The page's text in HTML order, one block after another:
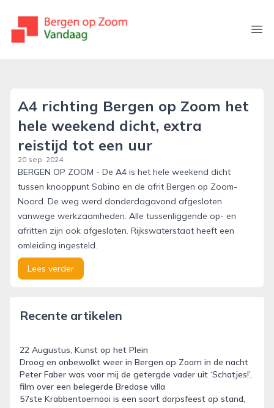
bergenopzoomvandaag.nl
A4 richting Bergen op Zoom het
hele weekend dicht, extra
reistijd tot een uur
20 sep. 2024
BERGEN OP ZOOM - De A4 is het hele weekend dicht
tussen knooppunt Sabina en de afrit Bergen op Zoom-
Noord. De weg werd donderdagavond afgesloten
vanwege werkzaamheden. Alle tussenliggende op- en
afritten zijn ook afgesloten. Rijkswaterstaat heeft een
omleiding ingesteld.
Lees verder
Recente artikelen
22 Augustus, Kunst op het Plein
Droog en onbewolkt weer in Bergen op Zoom in de nacht
Peter Faber was voor mij de getergde vader uit ‘Schatjes!’,
film over een belegerde Bredase villa
57ste Krabbentoernooi is een soort dorpsfeest op stand,